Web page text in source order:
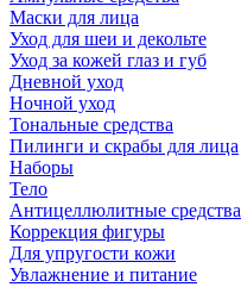
Маски для лица
Уход для шеи и декольте
Уход за кожей глаз и губ
Дневной уход
Ночной уход
Тональные средства
Пилинги и скрабы для лица
Наборы
Тело
Антицеллюлитные средства
Коррекция фигуры
Для упругости кожи
Увлажнение и питание